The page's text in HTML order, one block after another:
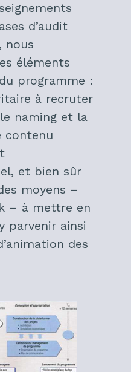
d’audit
nous
éléments
programme :
à recruter
naming et la
contenu
et bien sûr
moyens –
– à mettre en
parvenir ainsi
des